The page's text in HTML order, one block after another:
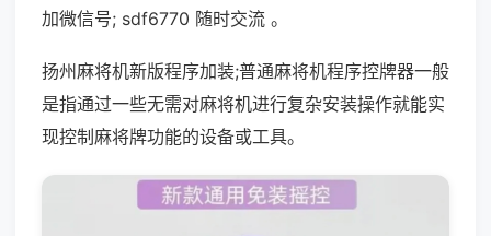
加微信号; sdf6770 随时交流 。
扬州麻将机新版程序加装;普通麻将机程序控牌器一般
是指通过一些无需对麻将机进行复杂安装操作就能实
现控制麻将牌功能的设备或工具。